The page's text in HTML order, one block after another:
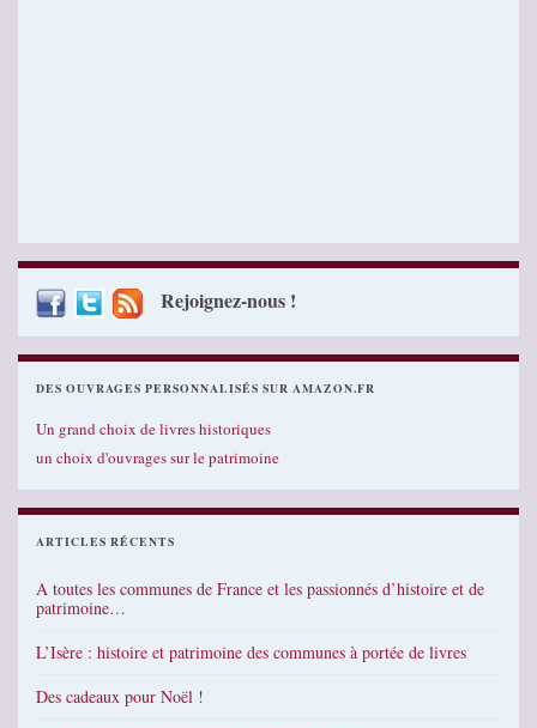
Rejoignez-nous !
DES OUVRAGES PERSONNALISÉS SUR AMAZON.FR
Un grand choix de livres historiques
un choix d'ouvrages sur le patrimoine
ARTICLES RÉCENTS
A toutes les communes de France et les passionnés d’histoire et de
patrimoine…
L’Isère : histoire et patrimoine des communes à portée de livres
Des cadeaux pour Noël !